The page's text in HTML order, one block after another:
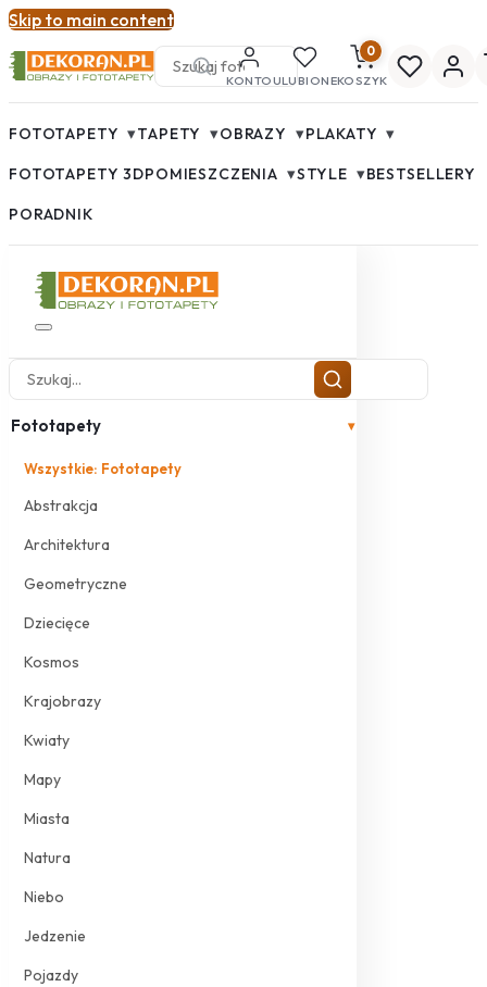
Skip to main content
KONTOULUBIONE
0
KOSZYK
FOTOTAPETY ▾TAPETY ▾OBRAZY ▾PLAKATY ▾
FOTOTAPETY 3DPOMIESZCZENIA ▾STYLE ▾BESTSELLERY
PORADNIK
Fototapety ▾
Wszystkie: Fototapety
Abstrakcja
Architektura
Geometryczne
Dziecięce
Kosmos
Krajobrazy
Kwiaty
Mapy
Miasta
Natura
Niebo
Jedzenie
Pojazdy